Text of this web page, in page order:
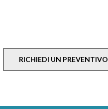
RICHIEDI UN PREVENTIVO